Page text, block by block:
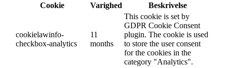
Cookie
Varighed Beskrivelse
cookielawinfo-
checkbox-analytics
11
months
This cookie is set by
GDPR Cookie Consent
plugin. The cookie is used
to store the user consent
for the cookies in the
category "Analytics".